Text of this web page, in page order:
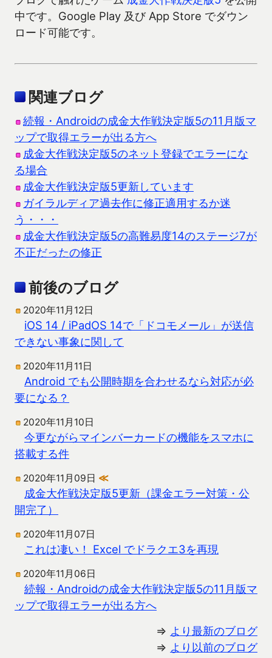
中です。Google Play 及び App Store でダウン
ロード可能です。
関連ブログ
続報・Androidの成金大作戦決定版5の11月版マ
ップで取得エラーが出る方へ
成金大作戦決定版5のネット登録でエラーにな
る場合
成金大作戦決定版5更新しています
ガイラルディア過去作に修正適用するか迷
う・・・
成金大作戦決定版5の高難易度14のステージ7が
不正だったの修正
前後のブログ
2020年11月12日
iOS 14 / iPadOS 14で「ドコモメール」が送信
できない事象に関して
2020年11月11日
Android でも公開時期を合わせるなら対応が必
要になる？
2020年11月10日
今更ながらマインバーカードの機能をスマホに
搭載する件
2020年11月09日 ≪
成金大作戦決定版5更新（課金エラー対策・公
開完了）
2020年11月07日
これは凄い！ Excel でドラクエ3を再現
2020年11月06日
続報・Androidの成金大作戦決定版5の11月版マ
ップで取得エラーが出る方へ
⇒ より最新のブログ
⇒ より以前のブログ